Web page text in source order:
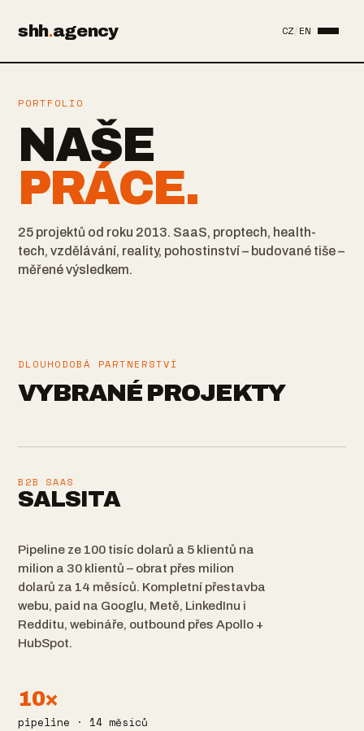
shh.agency CZ/EN
PORTFOLIO
NAŠE
PRÁCE.
25 projektů od roku 2013. SaaS, proptech, health-
tech, vzdělávání, reality, pohostinství – budované tiše –
měřené výsledkem.
DLOUHODOBÁ PARTNERSTVÍ
VYBRANÉ PROJEKTY
B2B SAAS
SALSITA
Pipeline ze 100 tisíc dolarů a 5 klientů na
milion a 30 klientů – obrat přes milion
dolarů za 14 měsíců. Kompletní přestavba
webu, paid na Googlu, Metě, LinkedInu i
Redditu, webináře, outbound přes Apollo +
HubSpot.
10×
pipeline · 14 měsíců